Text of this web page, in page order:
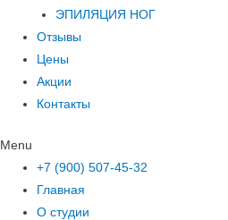
ЭПИЛЯЦИЯ НОГ
Отзывы
Цены
Акции
Контакты
Menu
+7 (900) 507-45-32
Главная
О студии